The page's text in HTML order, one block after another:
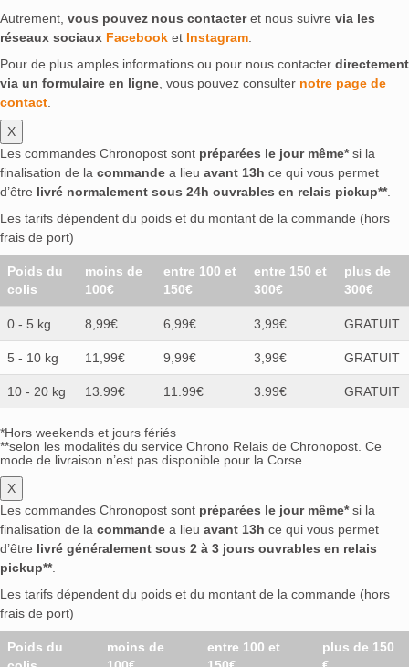
Autrement, vous pouvez nous contacteret nous suivre via les
réseaux sociaux Facebook et Instagram
Pour de plus amples informations ou pour nous contacter directement
via un formulaire en ligne , vous pouvez consulter notre page de
contact
X
Les commandes Chronopost sont préparées le jour même*si la
finalisation de la commande a lieu avant 13h ce qui vous permet
d’être livré normalement sous 24h ouvrables en relais pickup**.
Les tarifs dépendent du poids et du montant de la commande (hors
frais de port)
Poids du
colis
moins de
100€
entre 100 et
150€
entre 150 et
300€
plus de
300€
0 - 5 kg 8,99€ 6,99€ 3,99€ GRATUIT
5 - 10 kg 11,99€ 9,99€ 3,99€ GRATUIT
10 - 20 kg 13.99€ 11.99€ 3.99€ GRATUIT
*Hors weekends et jours fériés
**selon les modalités du service Chrono Relais de Chronopost. Ce
mode de livraison n’est pas disponible pour la Corse
X
Les commandes Chronopost sont préparées le jour même*si la
finalisation de la commande a lieu avant 13h ce qui vous permet
d’être livré généralement sous 2 à 3 jours ouvrables en relais
pickup**.
Les tarifs dépendent du poids et du montant de la commande (hors
frais de port)
Poids du
moins de
entre 100 et
plus de 150